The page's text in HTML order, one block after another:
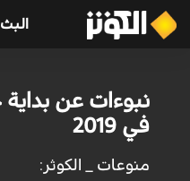
نبوءات عن بداية
في 2019
منوعات _ الكوثر: